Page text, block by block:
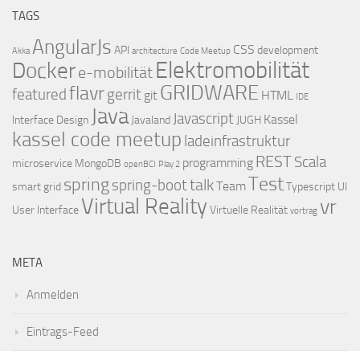
TAGS
Akka AngularJs API architecture Code Meetup CSS development
Dockere-mobilität Elektromobilität
featured flavrgerrit git GRIDWARE HTML IDE
Interface Design Java Javaland Javascript JUGH Kassel
kassel code meetup ladeinfrastruktur
microservice MongoDB openBCI Play 2 programming RESTScala
smart grid springspring-boottalkTeamTestTypescript UI
User Interface Virtual Reality Virtuelle Realität vortrag vr
META
Anmelden
Eintrags-Feed